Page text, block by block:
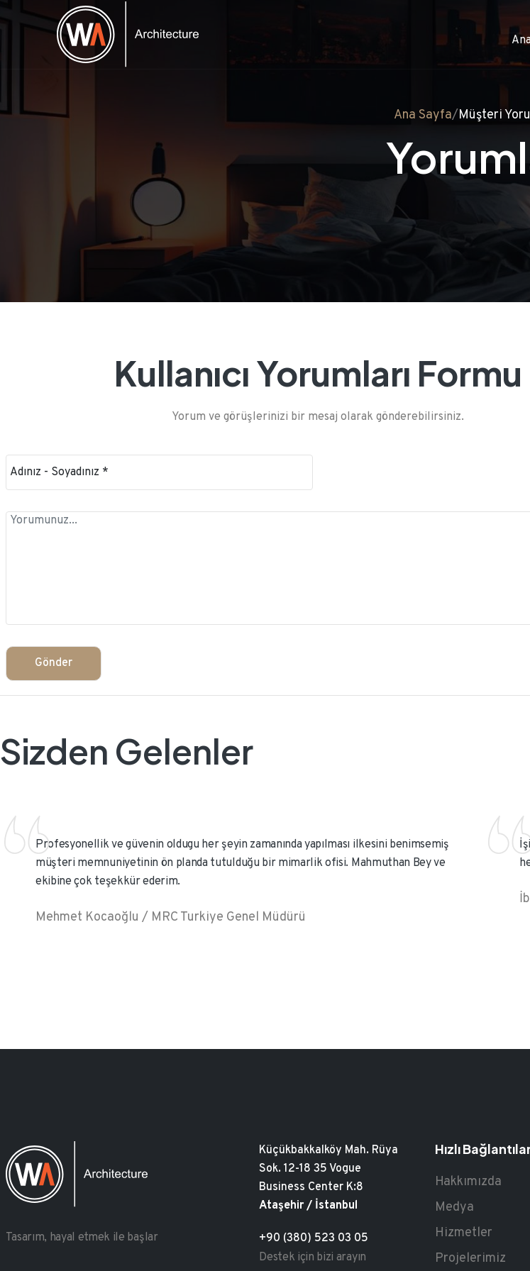
Ana Sayfa/Müşteri
Kullanıcı Yorumları Formu
Yorum ve görüşlerinizi bir mesaj olarak gönderebilirsiniz.
Sizden Gelenler
Profesyonellik ve güvenin oldugu her şeyin zamanında yapılması ilkesini benimsemiş
müşteri memnuniyetinin ön planda tutulduğu bir mimarlik ofisi. Mahmuthan Bey ve
ekibine çok teşekkür ederim.
Mehmet Kocaoğlu / MRC Turkiye Genel Müdürü
Tasarım, hayal etmek ile başlar
Küçükbakkalköy Mah. Rüya
Sok. 12-18 35 Vogue
Business Center K:8
Ataşehir / İstanbul
+90 (380) 523 03 05
Destek için bizi arayın
Hızlı
Hakkımızda
Medya
Hizmetler
Projelerimiz